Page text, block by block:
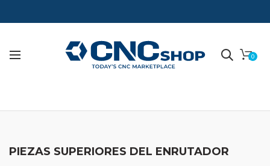
0
PIEZAS SUPERIORES DEL ENRUTADOR